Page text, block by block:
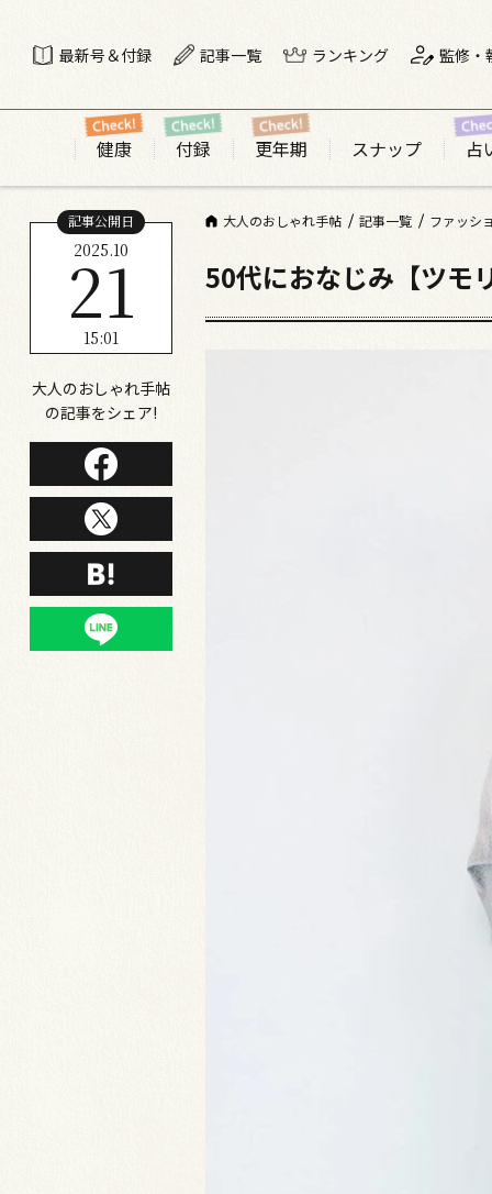
最新号＆付録 記事一覧 ランキング 監修・
健康 付録 更年期 スナップ 占
記事公開日
2025.10
21
15:01
大人のおしゃれ手帖
の記事をシェア!
大人のおしゃれ手帖 記事一覧 ファッシ
50代におなじみ【ツモ